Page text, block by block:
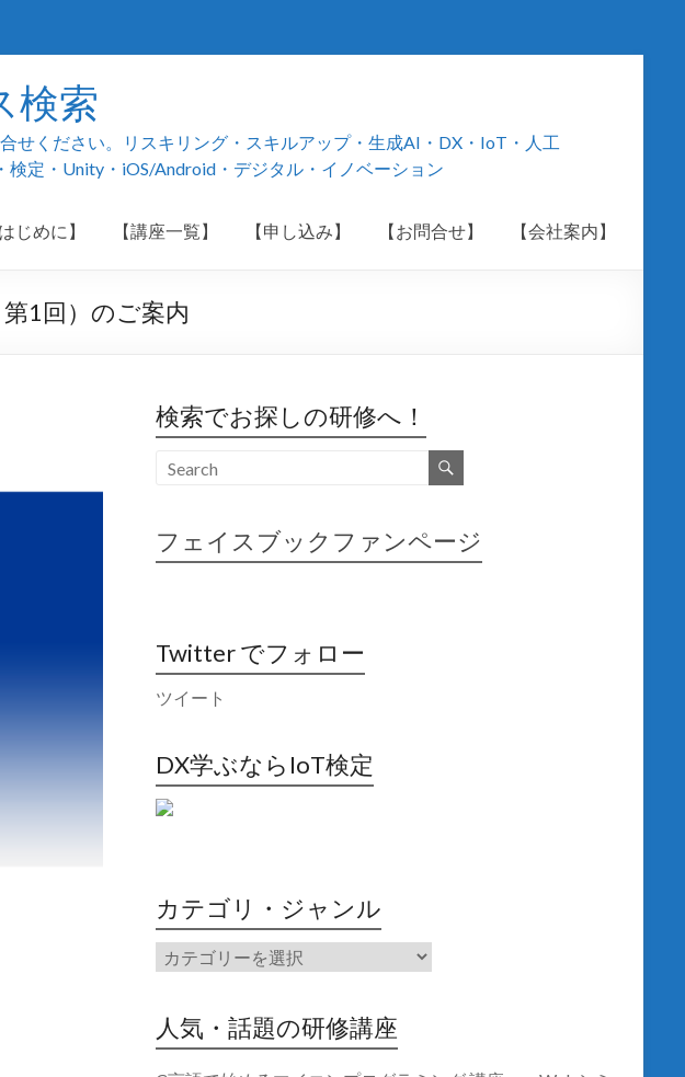
検索
せください。リスキリング・スキルアップ・生成AI・DX・IoT・人工
定・Unity・iOS/Android・デジタル・イノベーション
はじめに】 【講座一覧】 【申し込み】 【お問合せ】 【会社案内】
1回）のご案内
検索でお探しの研修へ！
フェイスブックファンページ
Twitter でフォロー
ツイート
DX学ぶならIoT検定
カテゴリ・ジャンル
人気・話題の研修講座